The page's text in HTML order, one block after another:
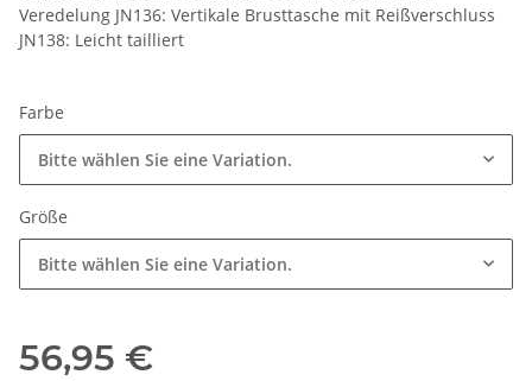
Veredelung JN136: Vertikale Brusttasche mit Reißverschluss
JN138: Leicht tailliert
Farbe
Bitte wählen Sie eine Variation.
Größe
Bitte wählen Sie eine Variation.
56,95 €